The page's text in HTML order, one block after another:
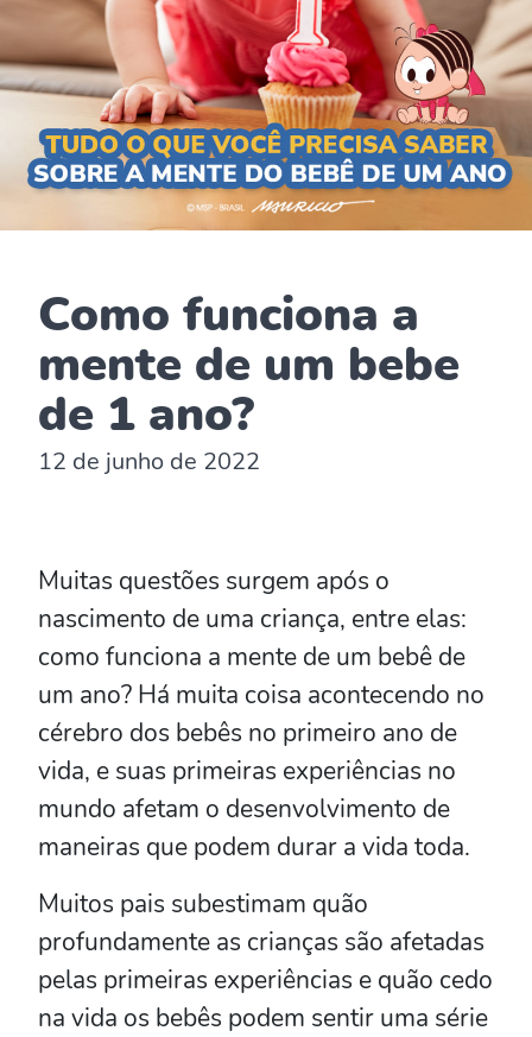
Como funciona a
mente de um bebe
de 1 ano?
12 de junho de 2022
Muitas questões surgem após o
nascimento de uma criança, entre elas:
como funciona a mente de um bebê de
um ano? Há muita coisa acontecendo no
cérebro dos bebês no primeiro ano de
vida, e suas primeiras experiências no
mundo afetam o desenvolvimento de
maneiras que podem durar a vida toda.
Muitos pais subestimam quão
profundamente as crianças são afetadas
pelas primeiras experiências e quão cedo
na vida os bebês podem sentir uma série